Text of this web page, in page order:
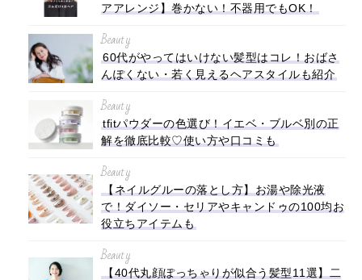
アアレンジ】巻かない！不器用でもOK！
Beauty
60代がやってはいけない髪型はコレ！おばさ
んぽくない・若く見えるヘアスタイルも紹介
Beauty
tfitパウダーの色選び！イエベ・ブルベ別の正
解を徹底比較♡使い方や口コミも
Beauty
【ネイルグルーの落とし方】お湯や除光液
で！ダイソー・セリアやキャンドゥの100均お
役立ちアイテムも
Beauty
【40代丸顔ぽっちゃりが似合う髪型11選】二